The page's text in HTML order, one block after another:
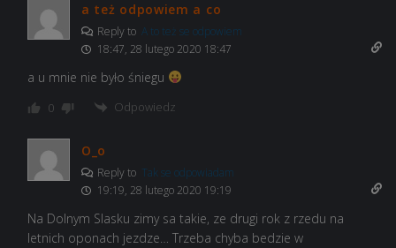
a też odpowiem a co
Reply to A to też se odpowiem
18:47, 28 lutego 2020 18:47
a u mnie nie było śniegu
0 Odpowiedz
O_o
Reply to Tak se odpowiadam
19:19, 28 lutego 2020 19:19
Na Dolnym Slasku zimy sa takie, ze drugi rok z rzedu na
letnich oponach jezdze… Trzeba chyba bedzie w